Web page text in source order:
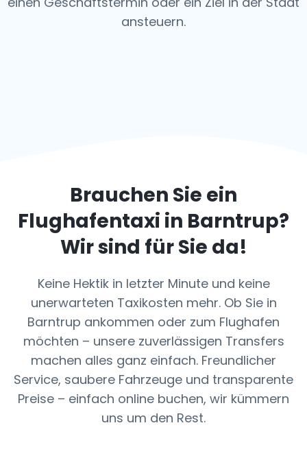
ansteuern.
Brauchen Sie ein
Flughafentaxi in Barntrup?
Wir sind für Sie da!
Keine Hektik in letzter Minute und keine
unerwarteten Taxikosten mehr. Ob Sie in
Barntrup ankommen oder zum Flughafen
möchten – unsere zuverlässigen Transfers
machen alles ganz einfach. Freundlicher
Service, saubere Fahrzeuge und transparente
Preise – einfach online buchen, wir kümmern
uns um den Rest.